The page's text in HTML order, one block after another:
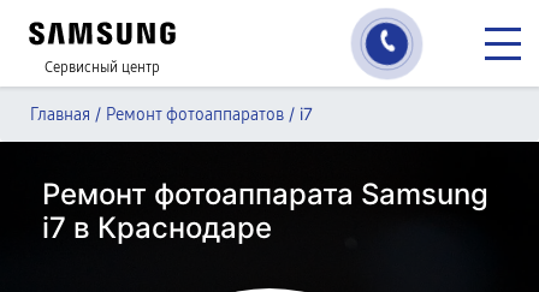
Сервисный центр
Главная / Ремонт фотоаппаратов / i7
Ремонт фотоаппарата Samsung
i7 в Краснодаре